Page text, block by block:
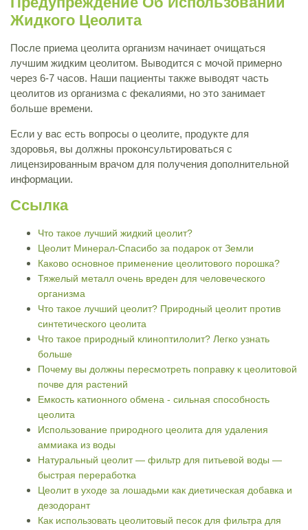
Жидкого Цеолита
После приема цеолита организм начинает очищаться
лучшим жидким цеолитом. Выводится с мочой примерно
через 6-7 часов. Наши пациенты также выводят часть
цеолитов из организма с фекалиями, но это занимает
больше времени.
Если у вас есть вопросы о цеолите, продукте для
здоровья, вы должны проконсультироваться с
лицензированным врачом для получения дополнительной
информации.
Ссылка
Что такое лучший жидкий цеолит?
Цеолит Минерал-Спасибо за подарок от Земли
Каково основное применение цеолитового порошка?
Тяжелый металл очень вреден для человеческого
организма
Что такое лучший цеолит? Природный цеолит против
синтетического цеолита
Что такое природный клиноптилолит? Легко узнать
больше
Почему вы должны пересмотреть поправку к цеолитовой
почве для растений
Емкость катионного обмена - сильная способность
цеолита
Использование природного цеолита для удаления
аммиака из воды
Натуральный цеолит — фильтр для питьевой воды —
быстрая переработка
Цеолит в уходе за лошадьми как диетическая добавка и
дезодорант
Как использовать цеолитовый песок для фильтра для